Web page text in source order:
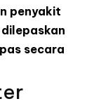
penyakit
secara